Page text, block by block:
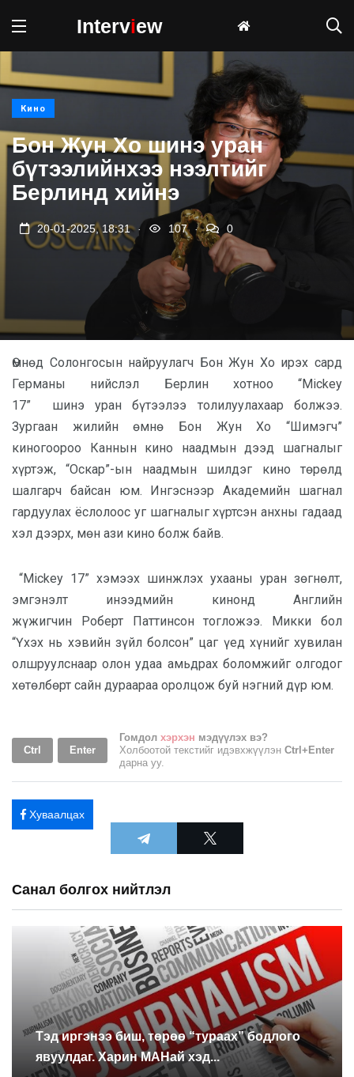
Interview
Кино
Бон Жун Хо шинэ уран
бүтээлийнхээ нээлтийг
Берлинд хийнэ
20-01-2025, 18:31 . 107 . 0
Өмнөд Солонгосын найруулагч Бон Жун Хо ирэх сард
Германы нийслэл Берлин хотноо “Mickey
17” шинэуран бүтээлээ толилуулахаар болжээ.
Зургаан жилийн өмнө Бон Жун Хо “Шимэгч”
киногоороо Каннын кино наадмын дээд шагналыг
хүртэж, “Оскар”-ын наадмын шилдэг кино төрөлд
шалгарч байсан юм. ИнгэснээрАкадемийн шагнал
гардуулах ёслолоос уг шагналыг хүртсэн анхны гадаад
хэл дээрх, мөн ази кино болж байв.
“Mickey 17” хэмээх шинжлэх ухааны уран зөгнөлт,
эмгэнэлт инээдмийн кинонд Английн
жүжигчин Роберт Паттинсон тогложээ. Микки бол
“Үхэх нь хэвийн зүйл болсон” цаг үед хүнийг хувилан
олшруулснааролон удаа амьдрах боломжийг олгодог
хөтөлбөрт сайн дураараа оролцож буй нэгний дүр юм.
Ctrl Enter
Гомдол хэрхэн мэдүүлэх вэ?
Холбоотой текстийг идэвхжүүлэн Ctrl+Enter
дарна уу.
Хуваалцах
Санал болгох нийтлэл
Тэд иргэнээ биш, төрөө “тураах” бодлого
явуулдаг. Харин МАНай хэд...